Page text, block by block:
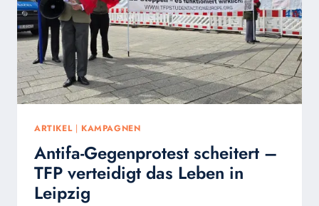
ARTIKEL| KAMPAGNEN
Antifa-Gegenprotest scheitert –
TFP verteidigt das Leben in
Leipzig